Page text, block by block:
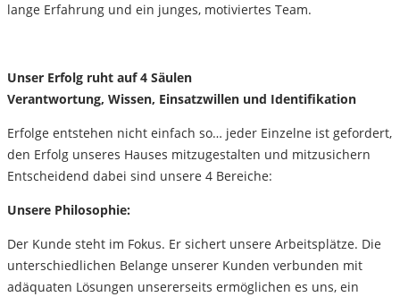
lange Erfahrung und ein junges, motiviertes Team.
Unser Erfolg ruht auf 4 Säulen
Verantwortung, Wissen, Einsatzwillen und Identifikation
Erfolge entstehen nicht einfach so… jeder Einzelne ist gefordert,
den Erfolg unseres Hauses mitzugestalten und mitzusichern
Entscheidend dabei sind unsere 4 Bereiche:
Unsere Philosophie:
Der Kunde steht im Fokus. Er sichert unsere Arbeitsplätze. Die
unterschiedlichen Belange unserer Kunden verbunden mit
adäquaten Lösungen unsererseits ermöglichen es uns, ein